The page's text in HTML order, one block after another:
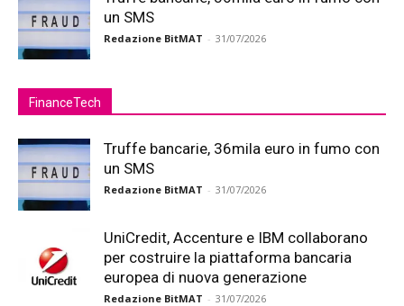
un SMS
Redazione BitMAT - 31/07/2026
FinanceTech
Truffe bancarie, 36mila euro in fumo con
un SMS
Redazione BitMAT - 31/07/2026
UniCredit, Accenture e IBM collaborano
per costruire la piattaforma bancaria
europea di nuova generazione
Redazione BitMAT - 31/07/2026